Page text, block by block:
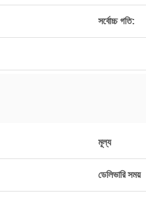
সর্বোচ্চ গতি:
মূল্য
ডেলিভারি সময়